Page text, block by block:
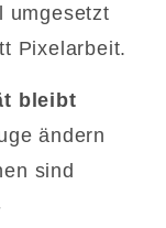
umgesetzt
Pixelarbeit.
bleibt
ändern
sind